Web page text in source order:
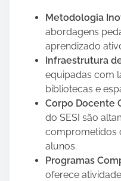
o
i
T
Metodologia
abordagens
aprendizado
Infraestrutura
equipadas com
bibliotecas e
Corpo Docente
do SESI são
comprometidos
alunos.
Programas
oferece